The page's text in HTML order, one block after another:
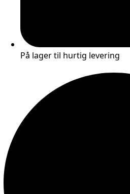
På lager til hurtig levering